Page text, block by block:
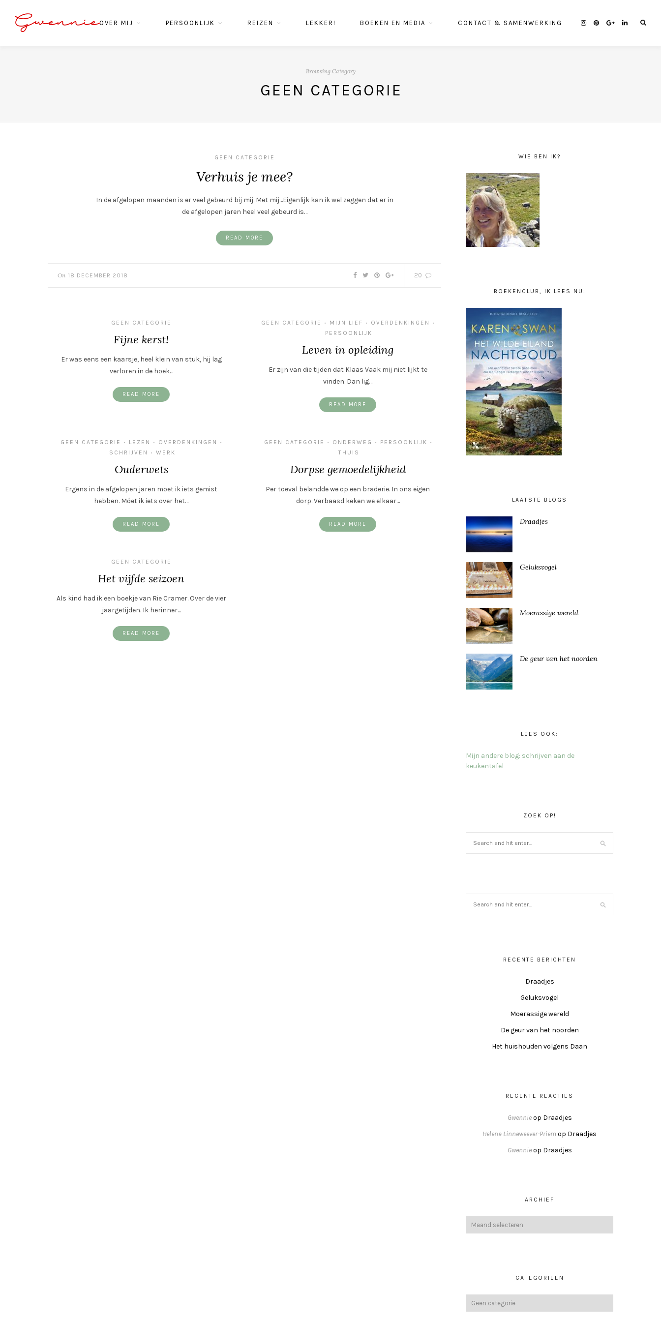
GwennieOVER MIJ PERSOONLIJK REIZEN LEKKER! BOEKEN EN MEDIA CONTACT & SAMENWERKING
Browsing Category
GEEN CATEGORIE
GEEN CATEGORIE
Verhuis je mee?
In de afgelopen maanden is er veel gebeurd bij mij. Met mij…Eigenlijk kan ik wel zeggen dat er in
de afgelopen jaren heel veel gebeurd is…
READ MORE
On 18 DECEMBER 2018 20
GEEN CATEGORIE
Fijne kerst!
Er was eens een kaarsje, heel klein van stuk, hij lag
verloren in de hoek…
READ MORE
GEEN CATEGORIE • MIJN LIEF • OVERDENKINGEN •
PERSOONLIJK
Leven in opleiding
Er zijn van die tijden dat Klaas Vaak mij niet lijkt te
vinden. Dan lig…
READ MORE
GEEN CATEGORIE • LEZEN • OVERDENKINGEN •
SCHRIJVEN • WERK
Ouderwets
Ergens in de afgelopen jaren moet ik iets gemist
hebben. Móet ik iets over het…
READ MORE
GEEN CATEGORIE • ONDERWEG • PERSOONLIJK •
THUIS
Dorpse gemoedelijkheid
Per toeval belandde we op een braderie. In ons eigen
dorp. Verbaasd keken we elkaar…
READ MORE
GEEN CATEGORIE
Het vijfde seizoen
Als kind had ik een boekje van Rie Cramer. Over de vier
jaargetijden. Ik herinner…
READ MORE
WIE BEN IK?
BOEKENCLUB, IK LEES NU:
LAATSTE BLOGS
Draadjes
Geluksvogel
Moerassige wereld
De geur van het noorden
LEES OOK:
Mijn andere blog: schrijven aan de
keukentafel
ZOEK OP!
RECENTE BERICHTEN
Draadjes
Geluksvogel
Moerassige wereld
De geur van het noorden
Het huishouden volgens Daan
RECENTE REACTIES
Gwennieop Draadjes
Helena Linneweever-Priem op Draadjes
Gwennieop Draadjes
ARCHIEF
CATEGORIEËN